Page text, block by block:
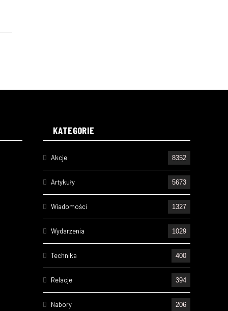
KATEGORIE
Akcje 8352
Artykuły 5673
Wiadomości 1327
Wydarzenia 1029
Technika 400
Relacje 394
Nabory 206